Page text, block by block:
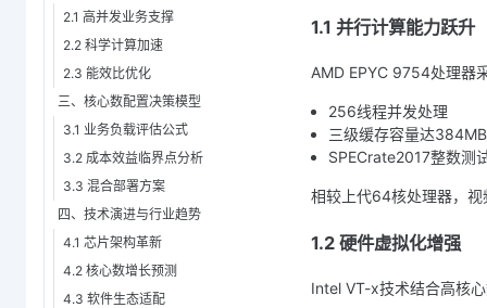
2.1 高并发业务支撑
2.2 科学计算加速
2.3 能效比优化
三、核心数配置决策模型
3.1 业务负载评估公式
3.2 成本效益临界点分析
3.3 混合部署方案
四、技术演进与行业趋势
4.1 芯片架构革新
4.2 核心数增长预测
4.3 软件生态适配
1.1 并行计算能力跃升
AMD EPYC 9754处理器
256线程并发处理
三级缓存容量达384MB
SPECrate2017整数测
相较上代64核处理器，
1.2 硬件虚拟化增强
Intel VT-x技术结合高核